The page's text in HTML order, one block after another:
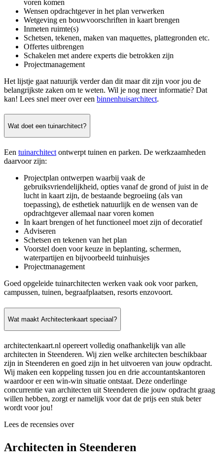
voren komen
Wensen opdrachtgever in het plan verwerken
Wetgeving en bouwvoorschriften in kaart brengen
Inmeten ruimte(s)
Schetsen, tekenen, maken van maquettes, plattegronden etc.
Offertes uitbrengen
Schakelen met andere experts die betrokken zijn
Projectmanagement
Het lijstje gaat natuurijk verder dan dit maar dit zijn voor jou de
belangrijkste zaken om te weten. Wil je nog meer informatie? Dat
kan! Lees snel meer over een binnenhuisarchitect.
Wat doet een tuinarchitect?
Een tuinarchitect ontwerpt tuinen en parken. De werkzaamheden
daarvoor zijn:
Projectplan ontwerpen waarbij vaak de
gebruiksvriendelijkheid, opties vanaf de grond of juist in de
lucht in kaart zijn, de bestaande begroeiing (als van
toepassing), de esthetiek natuurlijk en de wensen van de
opdrachtgever allemaal naar voren komen
In kaart brengen of het functioneel moet zijn of decoratief
Adviseren
Schetsen en tekenen van het plan
Voorstel doen voor keuze in beplanting, schermen,
waterpartijen en bijvoorbeeld tuinhuisjes
Projectmanagement
Goed opgeleide tuinarchitecten werken vaak ook voor parken,
campussen, tuinen, begraafplaatsen, resorts enzovoort.
Wat maakt Architectenkaart speciaal?
architectenkaart.nl opereert volledig onafhankelijk van alle
architecten in Steenderen. Wij zien welke architecten beschikbaar
zijn in Steenderen en goed zijn in het uitvoeren van jouw opdracht.
Wij maken een koppeling tussen jou en drie accountantskantoren
waardoor er een win-win situatie ontstaat. Deze onderlinge
concurrentie van architecten uit Steenderen die jouw opdracht graag
willen hebben, zorgt er namelijk voor dat de prijs een stuk beter
wordt voor jou!
Lees de recensies over
Architecten in Steenderen